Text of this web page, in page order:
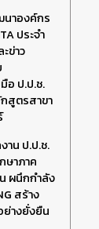
าองค์กร
ประจำ
ข่าว
อ ป.ป.ช.
สูตรสาขา
าน ป.ป.ช.
ษาภาค
ผนึกกำลัง
สร้าง
างยั่งยืน